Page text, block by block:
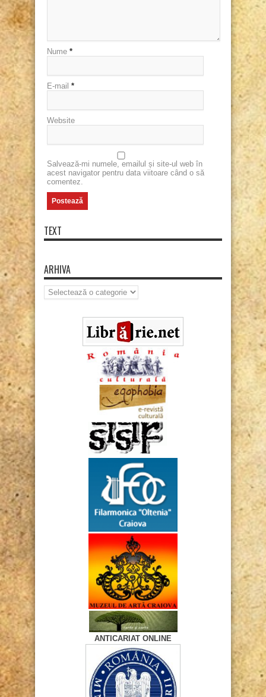
Nume *
E-mail *
Website
Salvează-mi numele, emailul și site-ul web în
acest navigator pentru data viitoare când o să
comentez.
TEXT
ARHIVA
Arhiva
ANTICARIAT ONLINE